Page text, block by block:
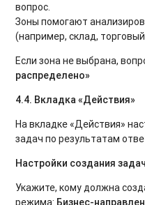
вопрос.
Зоны помогают
(например, склад,
Если зона не выбрана,
распределено»
4.4. Вкладка «Действия»
На вкладке «Действия»
задач по результатам
Настройки создания
Укажите, кому должна
режима: Бизнес-